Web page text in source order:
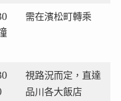
需在濱松町轉乘
視路況而定，直達
品川各大飯店